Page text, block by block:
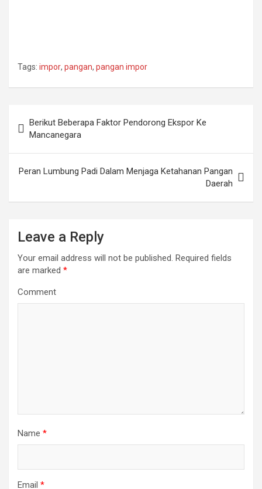
Tags: impor, pangan, pangan impor
navigation
Berikut Beberapa Faktor Pendorong Ekspor Ke
Mancanegara
Peran Lumbung Padi Dalam Menjaga Ketahanan Pangan
Daerah
Leave a Reply
Your email address will not be published. Required fields
are marked *
Comment
Name *
Email *